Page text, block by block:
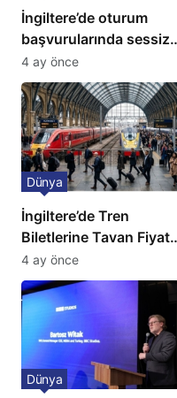
İngiltere’de oturum
başvurularında sessiz
kriz: Büyükelçilikten
açıklama!
4 ay önce
İngiltere’de Tren
Biletlerine Tavan Fiyat:
Ulaşımda Yeni
Düzenleme
Dünya
4 ay önce
Dünya